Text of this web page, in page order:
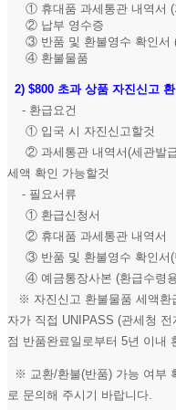
① 휴대품 과세통관 내역서 (
② 납부 영수증
③ 반품 및 환불영수 확인서 (
④ 환불물품
2) $800 초과 상품 자진신고
- 환급요건
① 입국 시 자진신고할것
② 과세통관 내역서(세관발급
세액 확인 가능할것
- 필요서류
① 환급신청서
② 휴대품 과세통관 내역서
③ 반품 및 환불영수 확인서(
④ 예금통장사본 (환급수령
※ 자진신고 환불물품 세액환
자가 직접 UNIPASS (관세청
점 반품완료일로부터 5년 이내
※ 교환/환불(반품) 가능 여부
로 문의해 주시기 바랍니다.